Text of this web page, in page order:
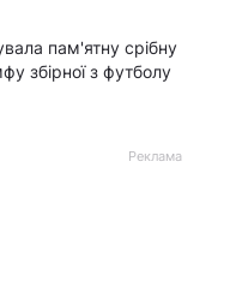
пам'ятну срібну
збірної з футболу
Реклама